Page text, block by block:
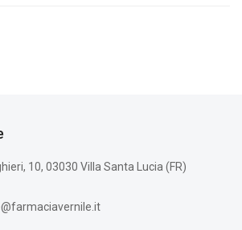
10, 03030 Villa Santa Lucia (FR)